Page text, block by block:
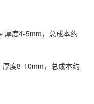
度4-5mm，总成本约
度8-10mm，总成本约